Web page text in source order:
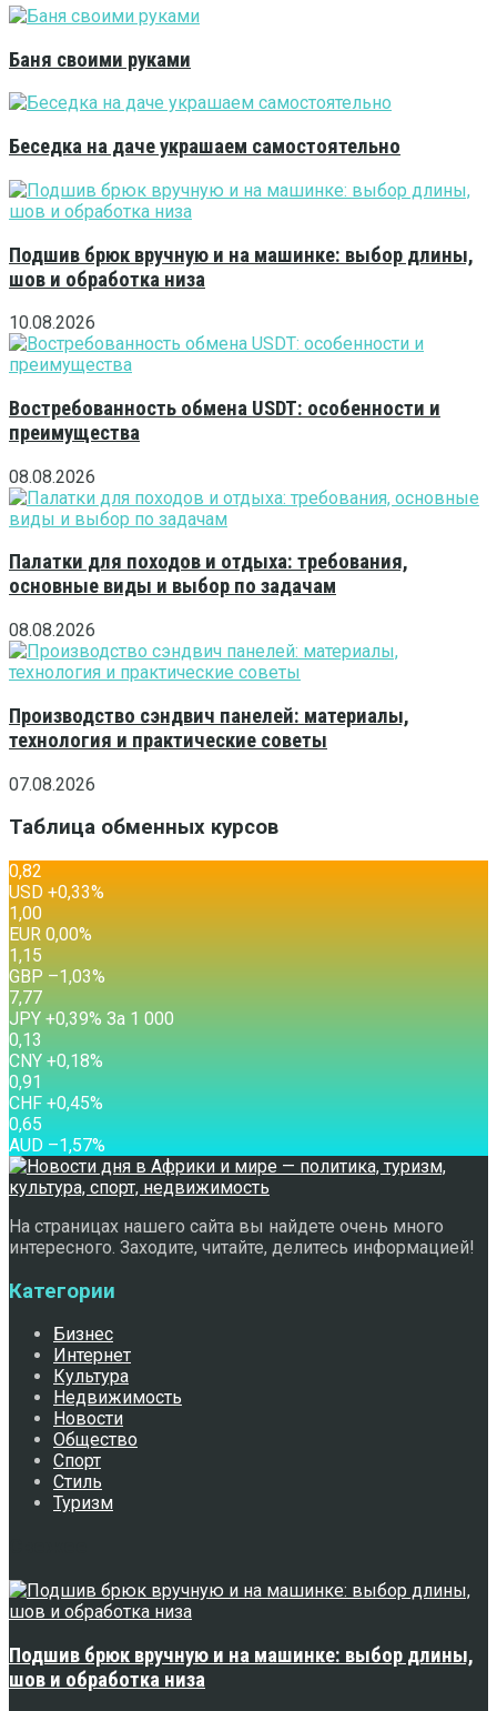
Баня своими руками
Беседка на даче украшаем самостоятельно
Подшив брюк вручную и на машинке: выбор длины,
шов и обработка низа
10.08.2026
Востребованность обмена USDT: особенности и
преимущества
08.08.2026
Палатки для походов и отдыха: требования,
основные виды и выбор по задачам
08.08.2026
Производство сэндвич панелей: материалы,
технология и практические советы
07.08.2026
Таблица обменных курсов
0,82
USD +0,33%
1,00
EUR 0,00%
1,15
GBP –1,03%
7,77
JPY +0,39% За 1 000
0,13
CNY +0,18%
0,91
CHF +0,45%
0,65
AUD –1,57%
На страницах нашего сайта вы найдете очень много
интересного. Заходите, читайте, делитесь информацией!
Категории
Бизнес
Интернет
Культура
Недвижимость
Новости
Общество
Спорт
Стиль
Туризм
Подшив брюк вручную и на машинке: выбор длины,
шов и обработка низа